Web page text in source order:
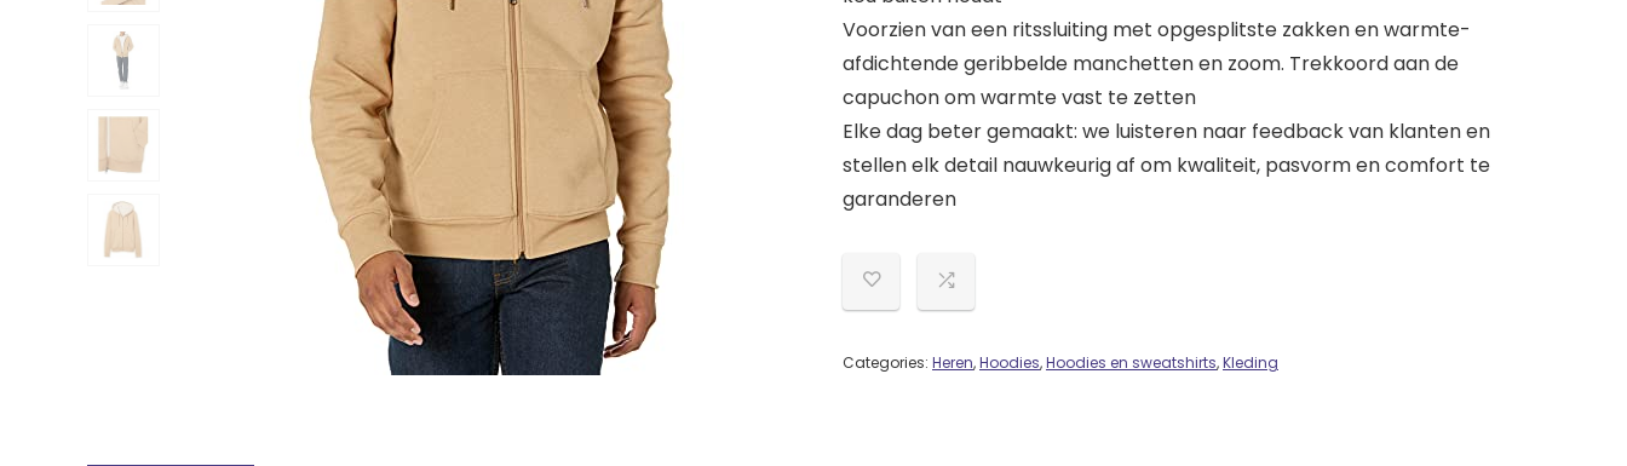
Voorzien van een ritssluiting met opgesplitste zakken en warmte-
afdichtende geribbelde manchetten en zoom. Trekkoord aan de
capuchon om warmte vast te zetten
Elke dag beter gemaakt: we luisteren naar feedback van klanten en
stellen elk detail nauwkeurig af om kwaliteit, pasvorm en comfort te
garanderen
Categories: Heren,Hoodies,Hoodies en sweatshirts,Kleding